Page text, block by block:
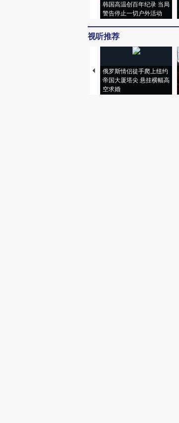
韩国高温创百年纪录 当局
警告停止一切户外活动
视听推荐
俄罗斯情侣徒手爬上纽约
帝国大厦塔尖 悬挂横幅高
空求婚